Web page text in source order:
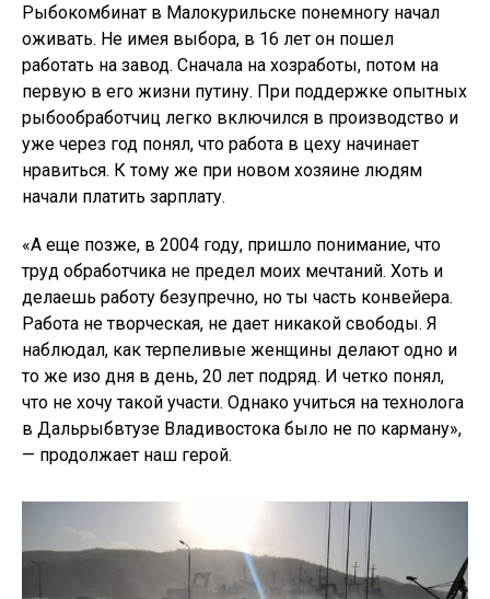
Рыбокомбинат в Малокурильске понемногу начал
оживать. Не имея выбора, в 16 лет он пошел
работать на завод. Сначала на хозработы, потом на
первую в его жизни путину. При поддержке опытных
рыбообработчиц легко включился в производство и
уже через год понял, что работа в цеху начинает
нравиться. К тому же при новом хозяине людям
начали платить зарплату.
«А еще позже, в 2004 году, пришло понимание, что
труд обработчика не предел моих мечтаний. Хоть и
делаешь работу безупречно, но ты часть конвейера.
Работа не творческая, не дает никакой свободы. Я
наблюдал, как терпеливые женщины делают одно и
то же изо дня в день, 20 лет подряд. И четко понял,
что не хочу такой участи. Однако учиться на технолога
в Дальрыбвтузе Владивостока было не по карману»,
— продолжает наш герой.